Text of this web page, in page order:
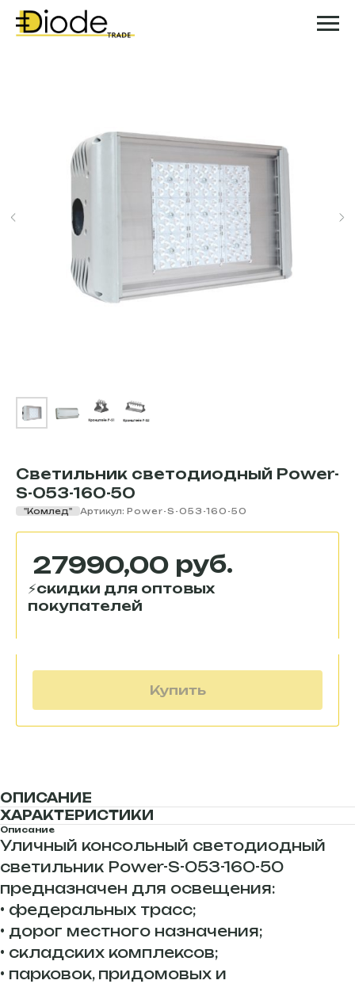
Светильник светодиодный Power-
S-053-160-50
"Комлед" Артикул: Power-S-053-160-50
27990,00 руб.
Купить
ОПИСАНИЕ
ХАРАКТЕРИСТИКИ
Описание
Уличный консольный светодиодный
светильник Power-S-053-160-50
предназначен для освещения:
• федеральных трасс;
• дорог местного назначения;
• складских комплексов;
• парковок, придомовых и